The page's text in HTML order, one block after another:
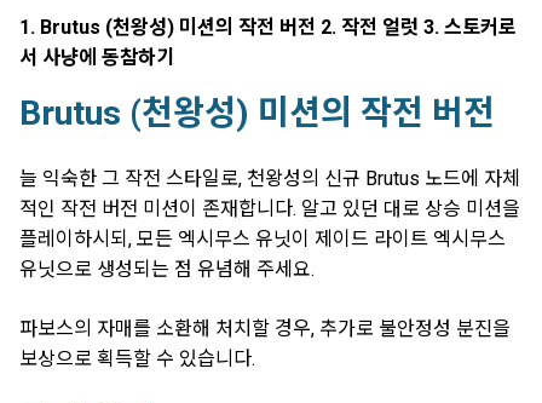
1. Brutus (천왕성) 미션의 작전 버전 2. 작전 얼럿 3. 스토커로
서 사냥에 동참하기
Brutus (천왕성) 미션의 작전 버전
늘 익숙한 그 작전 스타일로, 천왕성의 신규 Brutus 노드에 자체
적인 작전 버전 미션이 존재합니다. 알고 있던 대로 상승 미션을
플레이하시되, 모든 엑시무스 유닛이 제이드 라이트 엑시무스
유닛으로 생성되는 점 유념해 주세요.
파보스의 자매를 소환해 처치할 경우, 추가로 불안정성 분진을
보상으로 획득할 수 있습니다.